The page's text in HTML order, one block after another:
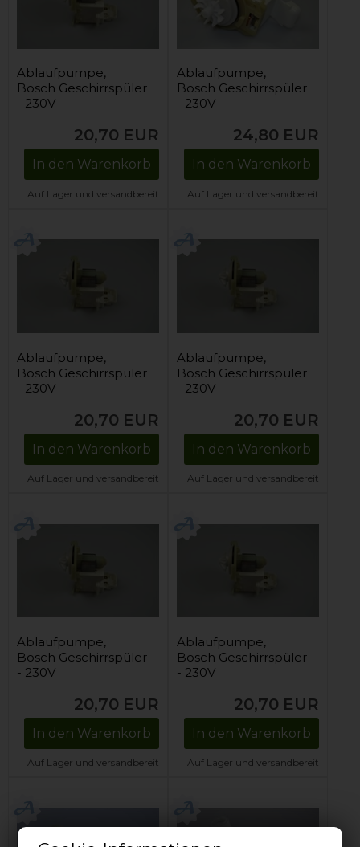
Ablaufpumpe,
Bosch Geschirrspüler
- 230V
20,70 EUR
In den Warenkorb
Auf Lager und versandbereit
Ablaufpumpe,
Bosch Geschirrspüler
- 230V
24,80 EUR
In den Warenkorb
Auf Lager und versandbereit
Ablaufpumpe,
Bosch Geschirrspüler
- 230V
20,70 EUR
In den Warenkorb
Auf Lager und versandbereit
Ablaufpumpe,
Bosch Geschirrspüler
- 230V
20,70 EUR
In den Warenkorb
Auf Lager und versandbereit
Ablaufpumpe,
Bosch Geschirrspüler
- 230V
20,70 EUR
In den Warenkorb
Auf Lager und versandbereit
Ablaufpumpe,
Bosch Geschirrspüler
- 230V
20,70 EUR
In den Warenkorb
Auf Lager und versandbereit